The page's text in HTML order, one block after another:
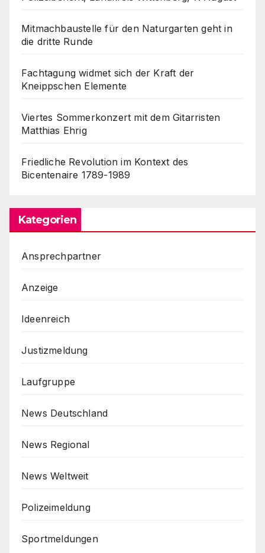
Mitmachbaustelle für den Naturgarten geht in
die dritte Runde
Fachtagung widmet sich der Kraft der
Kneippschen Elemente
Viertes Sommerkonzert mit dem Gitarristen
Matthias Ehrig
Friedliche Revolution im Kontext des
Bicentenaire 1789-1989
Kategorien
Ansprechpartner
Anzeige
Ideenreich
Justizmeldung
Laufgruppe
News Deutschland
News Regional
News Weltweit
Polizeimeldung
Sportmeldungen